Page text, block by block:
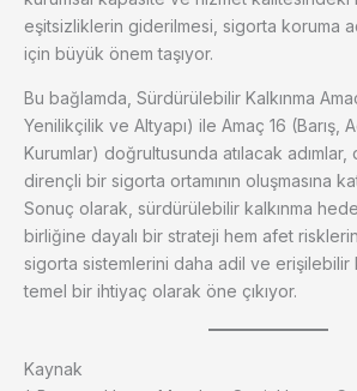
eşitsizliklerin giderilmesi, sigorta koruma
için büyük önem taşıyor.
Bu bağlamda, Sürdürülebilir Kalkınma
Yenilikçilik ve Altyapı) ile Amaç 16 (Barış,
Kurumlar) doğrultusunda atılacak adımlar,
dirençli bir sigorta ortamının oluşmasına
Sonuç olarak, sürdürülebilir kalkınma
birliğine dayalı bir strateji hem afet
sigorta sistemlerini daha adil ve erişilebilir
temel bir ihtiyaç olarak öne çıkıyor.
Kaynak